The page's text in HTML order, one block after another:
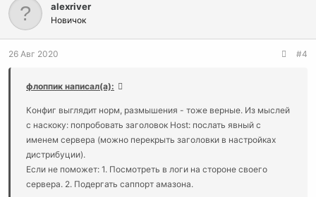
alexriver
Новичок
26 Авг 2020 #4
флоппик написал(а):
Конфиг выглядит норм, размышения - тоже верные. Из мыслей
с наскоку: попробовать заголовок Host: послать явный с
именем сервера (можно перекрыть заголовки в настройках
дистрибуции).
Если не поможет: 1. Посмотреть в логи на стороне своего
сервера. 2. Подергать саппорт амазона.